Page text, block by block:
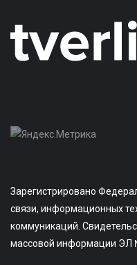
Зарегистрировано
связи, информационных
коммуникаций.
массовой информации ЭЛ